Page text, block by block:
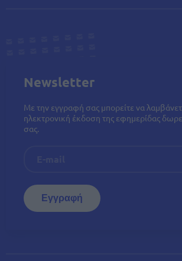
Newsletter
Με την εγγραφή σας μπορείτε να
ηλεκτρονική έκδοση της εφημερίδας
σας.